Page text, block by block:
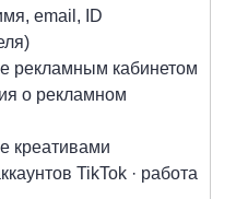
email, ID
рекламным кабинетом
о рекламном
креативами
TikTok · работа